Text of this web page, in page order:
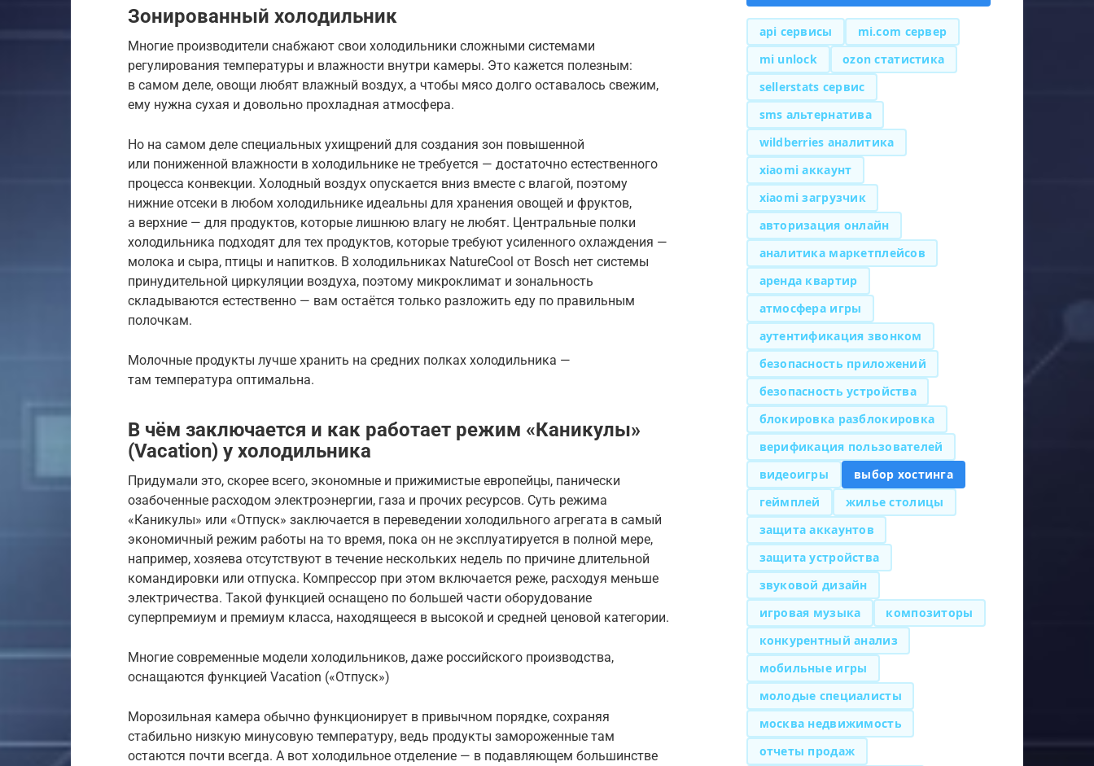
Зонированный холодильник
Многие производители снабжают свои холодильники сложными системами
регулирования температуры и влажности внутри камеры. Это кажется полезным:
в самом деле, овощи любят влажный воздух, а чтобы мясо долго оставалось свежим,
ему нужна сухая и довольно прохладная атмосфера.
Но на самом деле специальных ухищрений для создания зон повышенной
или пониженной влажности в холодильнике не требуется — достаточно естественного
процесса конвекции. Холодный воздух опускается вниз вместе с влагой, поэтому
нижние отсеки в любом холодильнике идеальны для хранения овощей и фруктов,
а верхние — для продуктов, которые лишнюю влагу не любят. Центральные полки
холодильника подходят для тех продуктов, которые требуют усиленного охлаждения —
молока и сыра, птицы и напитков. В холодильниках NatureCool от Bosch нет системы
принудительной циркуляции воздуха, поэтому микроклимат и зональность
складываются естественно — вам остаётся только разложить еду по правильным
полочкам.
Молочные продукты лучше хранить на средних полках холодильника —
там температура оптимальна.
В чём заключается и как работает режим «Каникулы»
(Vacation) у холодильника
Придумали это, скорее всего, экономные и прижимистые европейцы, панически
озабоченные расходом электроэнергии, газа и прочих ресурсов. Суть режима
«Каникулы» или «Отпуск» заключается в переведении холодильного агрегата в самый
экономичный режим работы на то время, пока он не эксплуатируется в полной мере,
например, хозяева отсутствуют в течение нескольких недель по причине длительной
командировки или отпуска. Компрессор при этом включается реже, расходуя меньше
электричества. Такой функцией оснащено по большей части оборудование
суперпремиум и премиум класса, находящееся в высокой и средней ценовой категории.
Многие современные модели холодильников, даже российского производства,
оснащаются функцией Vacation («Отпуск»)
Морозильная камера обычно функционирует в привычном порядке, сохраняя
стабильно низкую минусовую температуру, ведь продукты замороженные там
остаются почти всегда. А вот холодильное отделение — в подавляющем большинстве
api сервисы
mi.com сервер
mi unlock
ozon статистика
sellerstats сервис
sms альтернатива
wildberries аналитика
xiaomi аккаунт
xiaomi загрузчик
авторизация онлайн
аналитика маркетплейсов
аренда квартир
атмосфера игры
аутентификация звонком
безопасность приложений
безопасность устройства
блокировка разблокировка
верификация пользователей
видеоигры
выбор хостинга
геймплей
жилье столицы
защита аккаунтов
защита устройства
звуковой дизайн
игровая музыка
композиторы
конкурентный анализ
мобильные игры
молодые специалисты
москва недвижимость
отчеты продаж